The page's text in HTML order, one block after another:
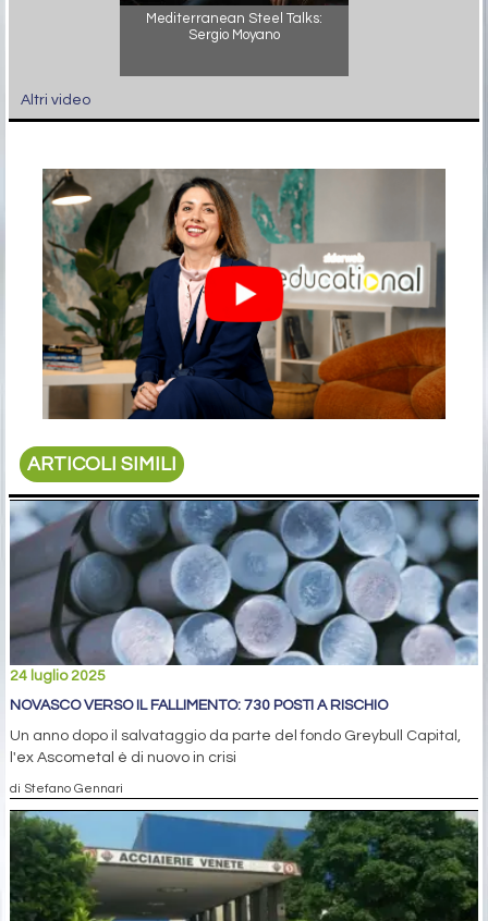
Mediterranean Steel Talks:
Sergio Moyano
Altri video
ARTICOLI SIMILI
24 luglio 2025
NOVASCO VERSO IL FALLIMENTO: 730 POSTI A RISCHIO
Un anno dopo il salvataggio da parte del fondo Greybull Capital,
l'ex Ascometal è di nuovo in crisi
di Stefano Gennari